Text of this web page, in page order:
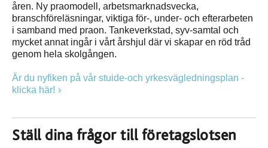
åren. Ny praomodell, arbetsmarknadsvecka,
branschföreläsningar, viktiga för-, under- och efterarbeten
i samband med praon. Tankeverkstad, syv-samtal och
mycket annat ingår i vårt årshjul där vi skapar en röd tråd
genom hela skolgången.
Är du nyfiken på vår stuide-och yrkesvägledningsplan -
klicka här!
Ställ dina frågor till företagslotsen